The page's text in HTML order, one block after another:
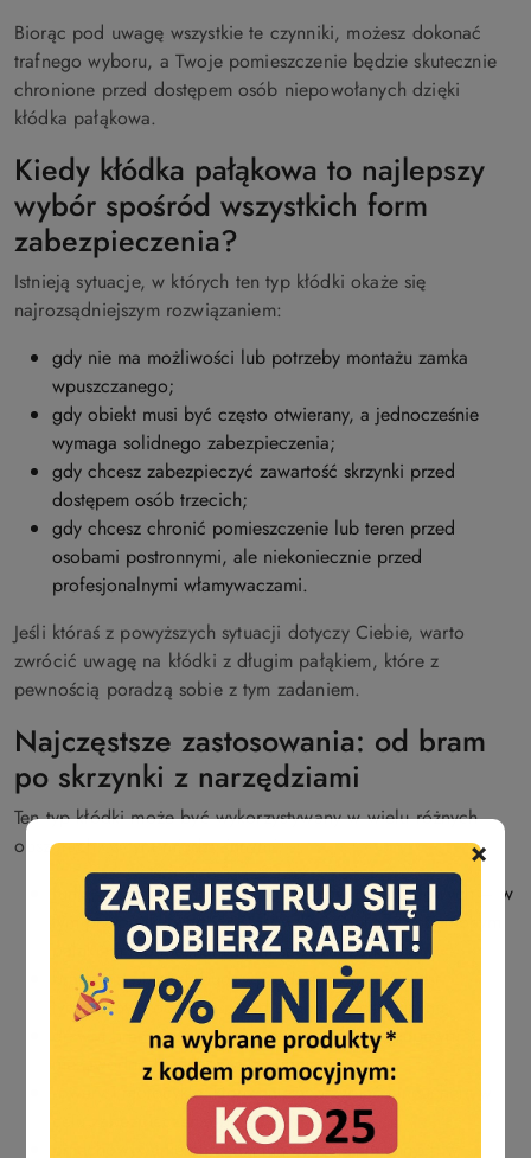
×
Biorąc pod uwagę wszystkie te czynniki, możesz dokonać
trafnego wyboru, a Twoje pomieszczenie będzie skutecznie
chronione przed dostępem osób niepowołanych dzięki
kłódka pałąkowa.
Kiedy kłódka pałąkowa to najlepszy
wybór spośród wszystkich form
zabezpieczenia?
Istnieją sytuacje, w których ten typ kłódki okaże się
najrozsądniejszym rozwiązaniem:
gdy nie ma możliwości lub potrzeby montażu zamka
wpuszczanego;
gdy obiekt musi być często otwierany, a jednocześnie
wymaga solidnego zabezpieczenia;
gdy chcesz zabezpieczyć zawartość skrzynki przed
dostępem osób trzecich;
gdy chcesz chronić pomieszczenie lub teren przed
osobami postronnymi, ale niekoniecznie przed
profesjonalnymi włamywaczami.
Jeśli któraś z powyższych sytuacji dotyczy Ciebie, warto
zwrócić uwagę na kłódki z długim pałąkiem, które z
pewnością poradzą sobie z tym zadaniem.
Najczęstsze zastosowania: od bram
po skrzynki z narzędziami
Ten typ kłódki może być wykorzystywany w wielu różnych
obszarach, w tym między innymi:
furtki i bramy domów oraz budynków przemysłowych – w
tym przypadku warto zastosować model z wzmocnionym
pałąkiem lub mechanizmem samozatrzaskowym;
bramy na placach budowy, gdzie wymagana jest
tymczasowa ochrona przed osobami postronnymi;
drzwi i bramy garaży oraz magazynów, co zapewni
niezawodne przechowywanie mienia;
rowery i motocykle, które należy przypiąć łańcuchem w
celu zabezpieczenia przed kradzieżą;
przechowywanie narzędzi lub części zamiennych w